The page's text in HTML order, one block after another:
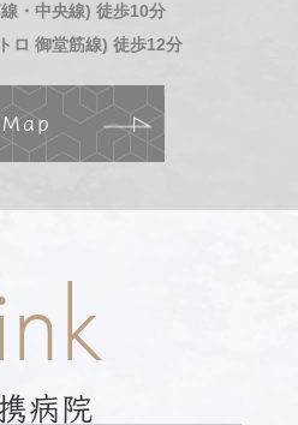
・中央線) 徒歩10分
ロ 御堂筋線) 徒歩12分
病院